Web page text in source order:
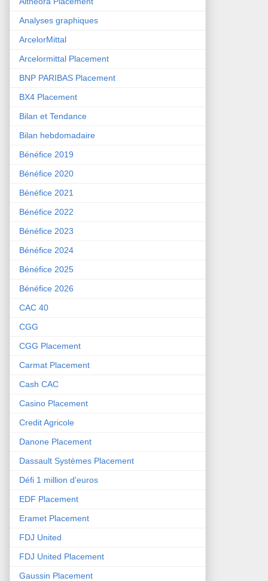
Analyses graphiques
ArcelorMittal
Arcelormittal Placement
BNP PARIBAS Placement
BX4 Placement
Bilan et Tendance
Bilan hebdomadaire
Bénéfice 2019
Bénéfice 2020
Bénéfice 2021
Bénéfice 2022
Bénéfice 2023
Bénéfice 2024
Bénéfice 2025
Bénéfice 2026
CAC 40
CGG
CGG Placement
Carmat Placement
Cash CAC
Casino Placement
Credit Agricole
Danone Placement
Dassault Systèmes Placement
Défi 1 million d'euros
EDF Placement
Eramet Placement
FDJ United
FDJ United Placement
Gaussin Placement